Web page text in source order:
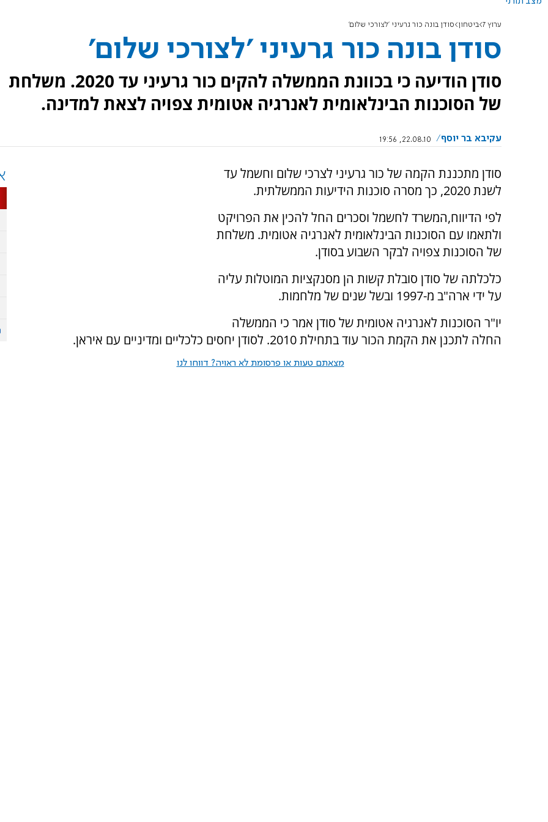
ערוץ 7 ביטחון סודן בונה כור גרעיני 'לצורכי שלום'
סודן בונה כור גרעיני 'לצורכי שלום'
סודן הודיעה כי בכוונת הממשלה להקים כור גרעיני עד 2020. משלחת
של הסוכנות הבינלאומית לאנרגיה אטומית צפויה לצאת למדינה.
עקיבא בר יוסף 22.08.10, 19:56
סודן מתכננת הקמה של כור גרעיני לצרכי שלום וחשמל עד
לשנת 2020, כך מסרה סוכנות הידיעות הממשלתית.
לפי הדיווח,המשרד לחשמל וסכרים החל להכין את הפרויקט
ולתאמו עם הסוכנות הבינלאומית לאנרגיה אטומית. משלחת
של הסוכנות צפויה לבקר השבוע בסודן.
כלכלתה של סודן סובלת קשות הן מסנקציות המוטלות עליה
על ידי ארה"ב מ-1997 ובשל שנים של מלחמות.
יו"ר הסוכנות לאנרגיה אטומית של סודן אמר כי הממשלה
החלה לתכנן את הקמת הכור עוד בתחילת 2010.
לסודן יחסים כלכליים ומדיניים עם איראן.
מצאתם טעות או פרסומת לא ראויה? דווחו לנו